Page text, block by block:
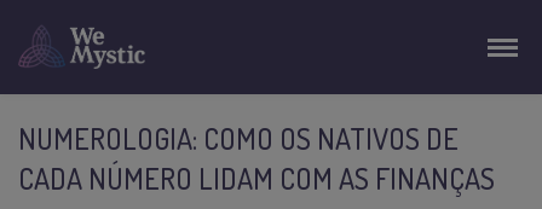
NUMEROLOGIA: COMO OS NATIVOS DE
CADA NÚMERO LIDAM COM AS FINANÇAS